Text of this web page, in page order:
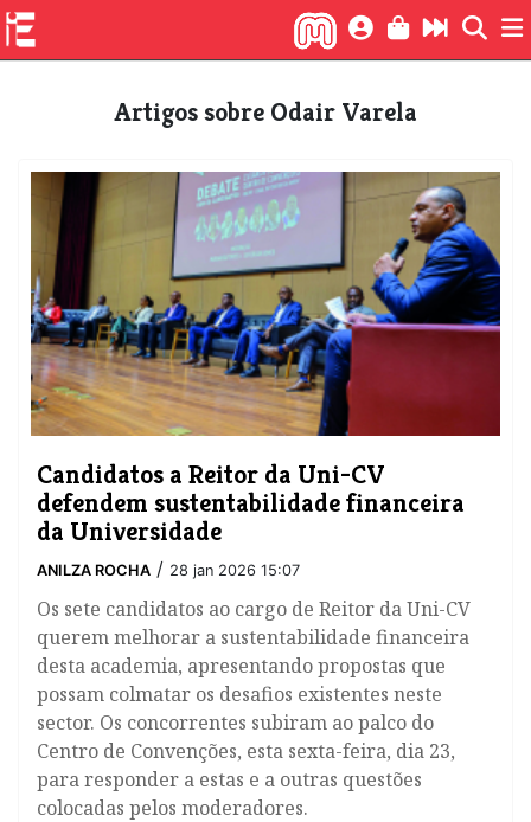
Artigos sobre Odair Varela
Candidatos a Reitor da Uni-CV
defendem sustentabilidade financeira
da Universidade
ANILZA ROCHA / 28 jan 2026 15:07
Os sete candidatos ao cargo de Reitor da Uni-CV
querem melhorar a sustentabilidade financeira
desta academia, apresentando propostas que
possam colmatar os desafios existentes neste
sector. Os concorrentes subiram ao palco do
Centro de Convenções, esta sexta-feira, dia 23,
para responder a estas e a outras questões
colocadas pelos moderadores.